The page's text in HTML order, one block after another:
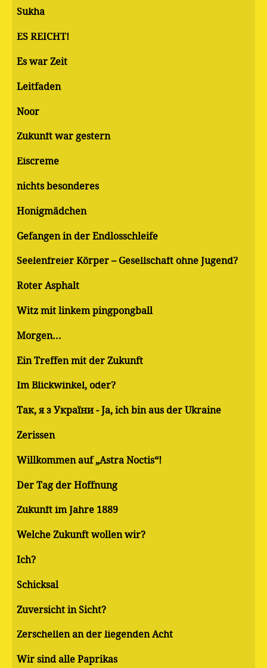
Sukha
ES REICHT!
Es war Zeit
Leitfaden
Noor
Zukunft war gestern
Eiscreme
nichts besonderes
Honigmädchen
Gefangen in der Endlosschleife
Seelenfreier Körper – Gesellschaft ohne Jugend?
Roter Asphalt
Witz mit linkem pingpongball
Morgen...
Ein Treffen mit der Zukunft
Im Blickwinkel, oder?
Так, я з України - Ja, ich bin aus der Ukraine
Zerissen
Willkommen auf „Astra Noctis“!
Der Tag der Hoffnung
Zukunft im Jahre 1889
Welche Zukunft wollen wir?
Ich?
Schicksal
Zuversicht in Sicht?
Zerschellen an der liegenden Acht
Wir sind alle Paprikas